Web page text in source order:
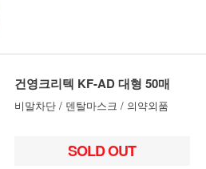
건영크리텍 KF-AD 대형 50매
비말차단 / 덴탈마스크 / 의약외품
SOLD OUT